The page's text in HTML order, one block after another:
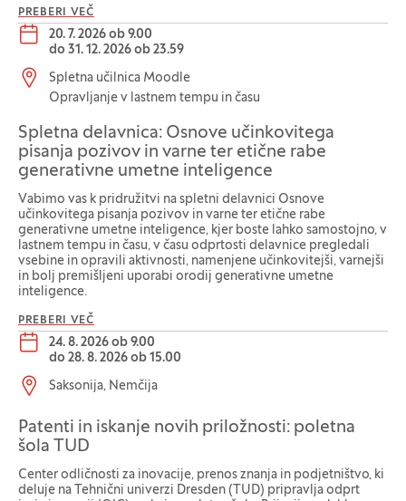
PREBERI VEČ
Datum dogodka:
20. 7. 2026 ob 9.00
do 31. 12. 2026 ob 23.59
Lokacija dogodka:
Spletna učilnica Moodle
Opravljanje v lastnem tempu in času
Spletna delavnica: Osnove učinkovitega
pisanja pozivov in varne ter etične rabe
generativne umetne inteligence
Vabimo vas k pridružitvi na spletni delavnici Osnove
učinkovitega pisanja pozivov in varne ter etične rabe
generativne umetne inteligence, kjer boste lahko samostojno, v
lastnem tempu in času, v času odprtosti delavnice pregledali
vsebine in opravili aktivnosti, namenjene učinkovitejši, varnejši
in bolj premišljeni uporabi orodij generativne umetne
inteligence.
PREBERI VEČ
Datum dogodka:
24. 8. 2026 ob 9.00
do 28. 8. 2026 ob 15.00
Lokacija dogodka:
Saksonija, Nemčija
Patenti in iskanje novih priložnosti: poletna
šola TUD
Center odličnosti za inovacije, prenos znanja in podjetništvo, ki
deluje na Tehnični univerzi Dresden (TUD) pripravlja odprt